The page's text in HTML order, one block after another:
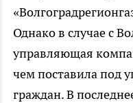
Однако в случае с
управляющая
чем поставила под
граждан. В